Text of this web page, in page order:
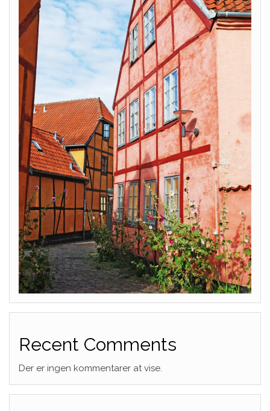
Recent Comments
Der er ingen kommentarer at vise.